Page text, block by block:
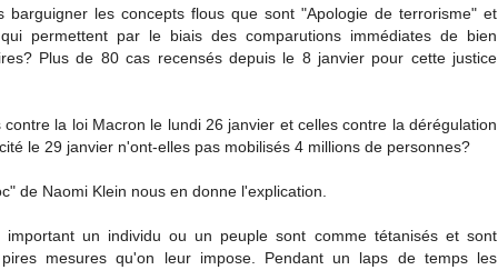
barguigner les concepts flous que sont "Apologie de terrorisme" et
permettent par le biais des comparutions immédiates de bien
Plus de 80 cas recensés depuis le 8 janvier pour cette justice
la loi Macron le lundi 26 janvier et celles contre la dérégulation
le 29 janvier n'ont-elles pas mobilisés 4 millions de personnes?
de Naomi Klein nous en donne l'explication.
important un individu ou un peuple sont comme tétanisés et sont
mesures qu'on leur impose. Pendant un laps de temps les